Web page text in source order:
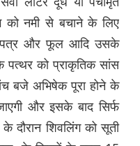
को नमी से बचाने के लिए
पत्र और फूल आदि उसके
पत्थर को प्राकृतिक सांस
बजे अभिषेक पूरा होने के
और इसके बाद सिर्फ
दौरान शिवलिंग को सूती